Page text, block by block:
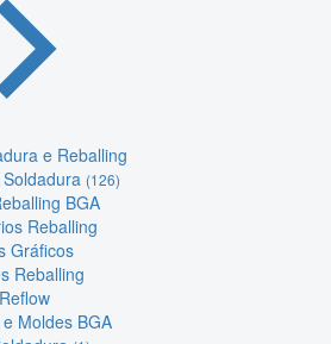
e Reballing
(126)
BGA
Reballing
Gráficos
Reballing
Moldes BGA